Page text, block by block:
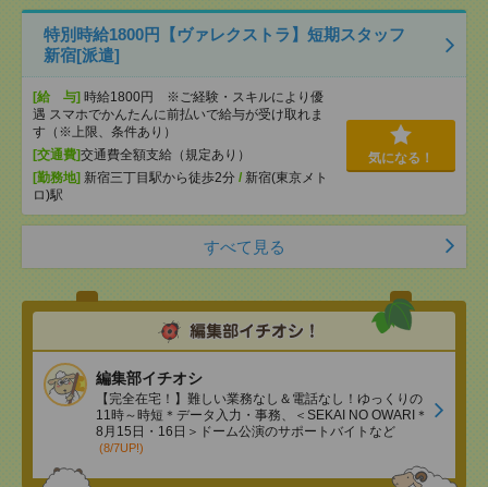
特別時給1800円【ヴァレクストラ】短期スタッフ
新宿[派遣]
[給 与] 時給1800円 ※ご経験・スキルにより優
遇 スマホでかんたんに前払いで給与が受け取れま
す（※上限、条件あり）
[交通費]交通費全額支給（規定あり）
[勤務地] 新宿三丁目駅から徒歩2分 / 新宿(東京メト
ロ)駅
気になる！
すべて見る
編集部イチオシ
【完全在宅！】難しい業務なし＆電話なし！ゆっくりの
11時～時短＊データ入力・事務、＜SEKAI NO OWARI＊
8月15日・16日＞ドーム公演のサポートバイトなど
(8/7UP!)